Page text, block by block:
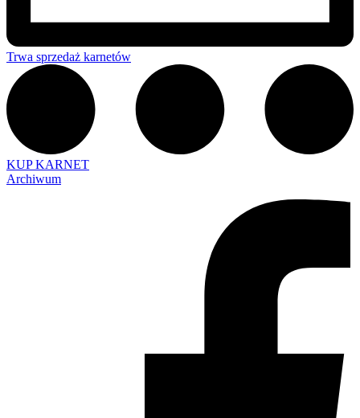
Trwa sprzedaż karnetów
KUP KARNET
Archiwum